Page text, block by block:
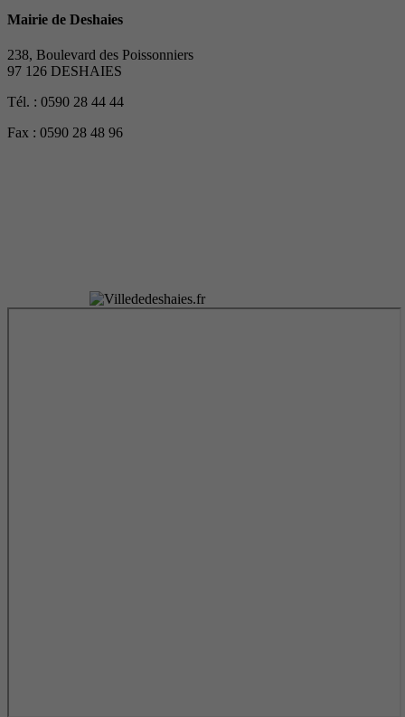
Mairie de Deshaies
238, Boulevard des Poissonniers
97 126 DESHAIES
Tél. : 0590 28 44 44
Fax : 0590 28 48 96